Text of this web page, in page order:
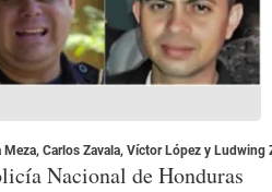
Carlos Zavala, Víctor López y Ludwing
Nacional de Honduras